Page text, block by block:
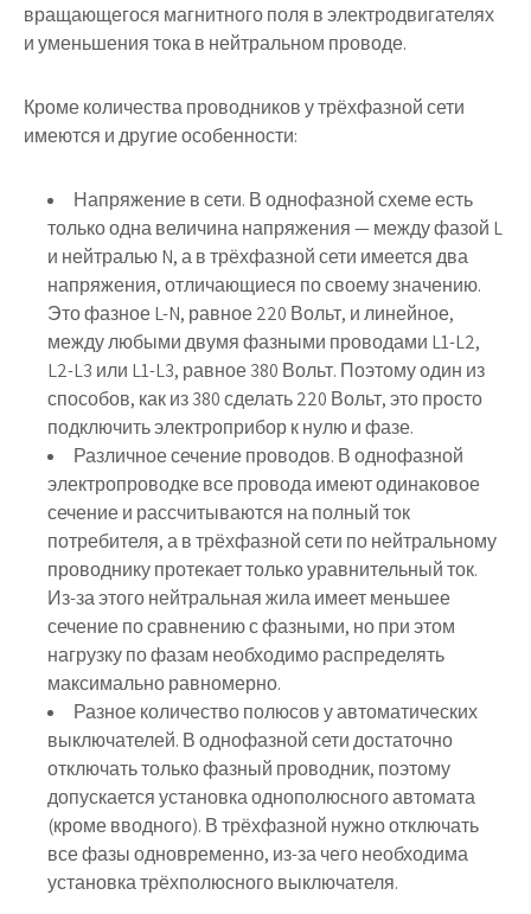
вращающегося магнитного поля в электродвигателях
и уменьшения тока в нейтральном проводе.
Кроме количества проводников у трёхфазной сети
имеются и другие особенности:
Напряжение в сети. В однофазной схеме есть
только одна величина напряжения — между фазой L
и нейтралью N, а в трёхфазной сети имеется два
напряжения, отличающиеся по своему значению.
Это фазное L-N, равное 220 Вольт, и линейное,
между любыми двумя фазными проводами L1-L2,
L2-L3 или L1-L3, равное 380 Вольт. Поэтому один из
способов, как из 380 сделать 220 Вольт, это просто
подключить электроприбор к нулю и фазе.
Различное сечение проводов. В однофазной
электропроводке все провода имеют одинаковое
сечение и рассчитываются на полный ток
потребителя, а в трёхфазной сети по нейтральному
проводнику протекает только уравнительный ток.
Из-за этого нейтральная жила имеет меньшее
сечение по сравнению с фазными, но при этом
нагрузку по фазам необходимо распределять
максимально равномерно.
Разное количество полюсов у автоматических
выключателей. В однофазной сети достаточно
отключать только фазный проводник, поэтому
допускается установка однополюсного автомата
(кроме вводного). В трёхфазной нужно отключать
все фазы одновременно, из-за чего необходима
установка трёхполюсного выключателя.